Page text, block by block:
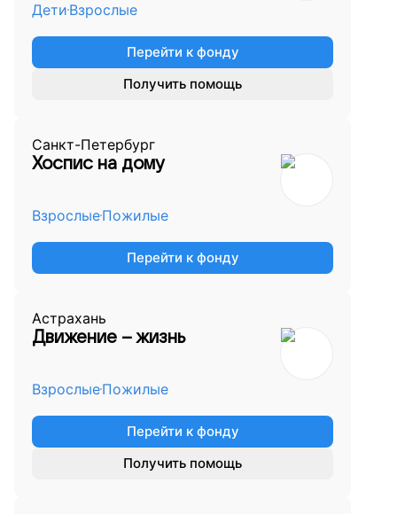
Дети Взрослые
Перейти к фонду
Получить помощь
Санкт-Петербург
Хоспис на дому
ВзрослыеПожилые
Перейти к фонду
Астрахань
Движение – жизнь
ВзрослыеПожилые
Перейти к фонду
Получить помощь